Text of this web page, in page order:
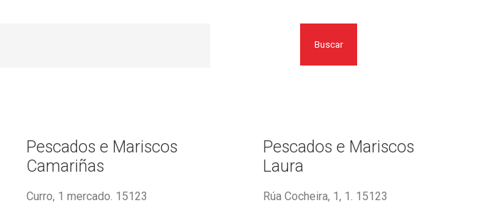
Buscar
Pescados e Mariscos
Camariñas
Curro, 1 mercado. 15123
Pescados e Mariscos
Laura
Rúa Cocheira, 1, 1. 15123